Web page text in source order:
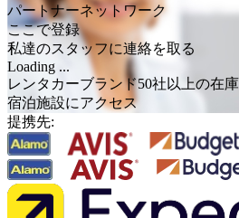
パートナーネットワーク
ここで登録
私達のスタッフに連絡を取る
Loading ...
レンタカーブランド50社以上の在
宿泊施設にアクセス
提携先: